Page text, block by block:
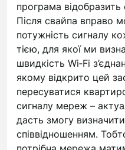
програма
Після свайпа вправо
потужність сигналу
тією, для якої ми
швидкість Wi‑Fi
якому відкрито цей
пересуватися
сигналу мереж –
дасть змогу
співвідношенням.